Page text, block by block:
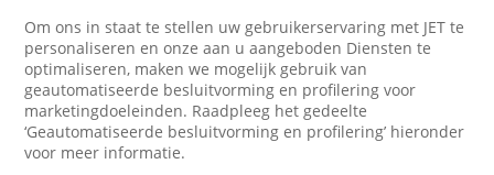
Om ons in staat te stellen uw gebruikerservaring met JET te
personaliseren en onze aan u aangeboden Diensten te
optimaliseren, maken we mogelijk gebruik van
geautomatiseerde besluitvorming en profilering voor
marketingdoeleinden. Raadpleeg het gedeelte
‘Geautomatiseerde besluitvorming en profilering’ hieronder
voor meer informatie.